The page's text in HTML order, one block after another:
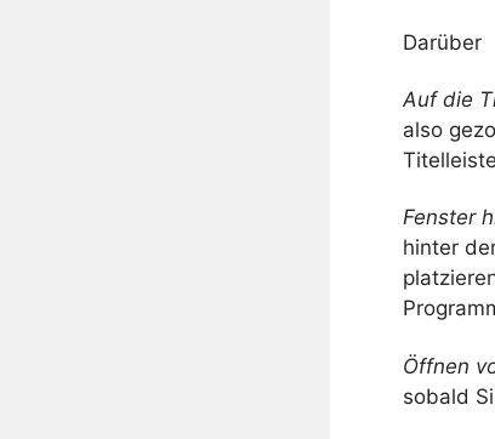
Darüber
Auf die
also
Fenster
hinter
Öffnen
sobald